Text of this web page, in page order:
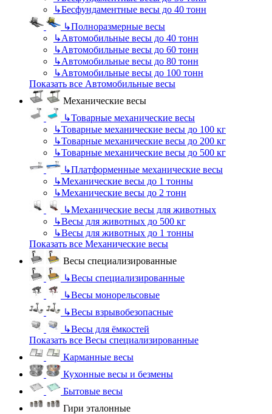
↳Бесфундаментные весы до 40 тонн
↳Полноразмерные весы
↳Автомобильные весы до 40 тонн
↳Автомобильные весы до 60 тонн
↳Автомобильные весы до 80 тонн
↳Автомобильные весы до 100 тонн
Показать все Автомобильные весы
Механические весы
↳Товарные механические весы
↳Товарные механические весы до 100 кг
↳Товарные механические весы до 200 кг
↳Товарные механические весы до 500 кг
↳Платформенные механические весы
↳Механические весы до 1 тонны
↳Механические весы до 2 тонн
↳Механические весы для животных
↳Весы для животных до 500 кг
↳Весы для животных до 1 тонны
Показать все Механические весы
Весы специализированные
↳Весы специализированные
↳Весы монорельсовые
↳Весы взрывобезопасные
↳Весы для ёмкостей
Показать все Весы специализированные
Карманные весы
Кухонные весы и безмены
Бытовые весы
Гири эталонные